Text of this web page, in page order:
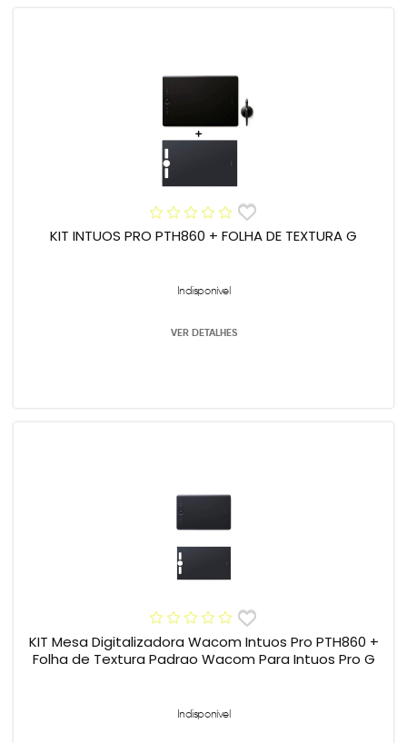
KIT INTUOS PRO PTH860 + FOLHA DE TEXTURA G
Indisponível
VER DETALHES
KIT Mesa Digitalizadora Wacom Intuos Pro PTH860 +
Folha de Textura Padrao Wacom Para Intuos Pro G
Indisponível